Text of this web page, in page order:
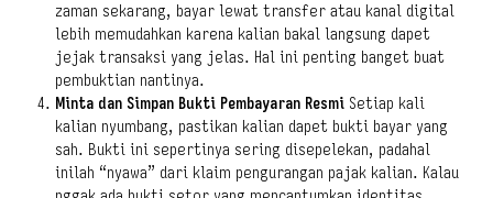
zaman sekarang, bayar lewat transfer atau kanal digital
lebih memudahkan karena kalian bakal langsung dapet
jejak transaksi yang jelas. Hal ini penting banget buat
pembuktian nantinya.
Minta dan Simpan Bukti Pembayaran Resmi Setiap kali
kalian nyumbang, pastikan kalian dapet bukti bayar yang
sah. Bukti ini sepertinya sering disepelekan, padahal
inilah “nyawa” dari klaim pengurangan pajak kalian. Kalau